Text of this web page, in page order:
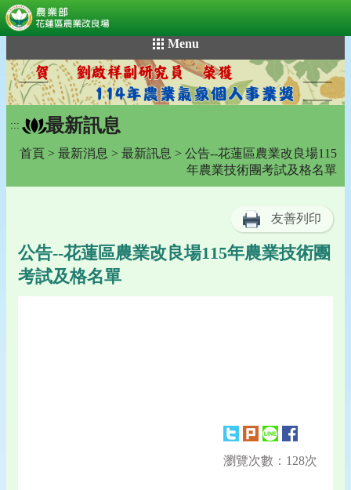
到
主
要
內
容
Menu
::: 最新訊息
首頁 > 最新消息 > 最新訊息 > 公告--花蓮區農業改良場115
年農業技術團考試及格名單
友善列印
公告--花蓮區農業改良場115年農業技術團
考試及格名單
瀏覽次數：128次